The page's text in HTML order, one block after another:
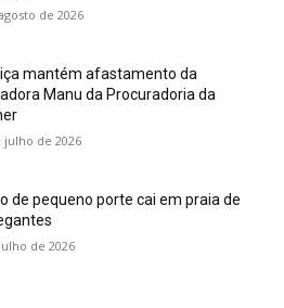
de 2026
mantém afastamento da
Manu da Procuradoria da
julho de 2026
de pequeno porte cai em praia de
de 2026